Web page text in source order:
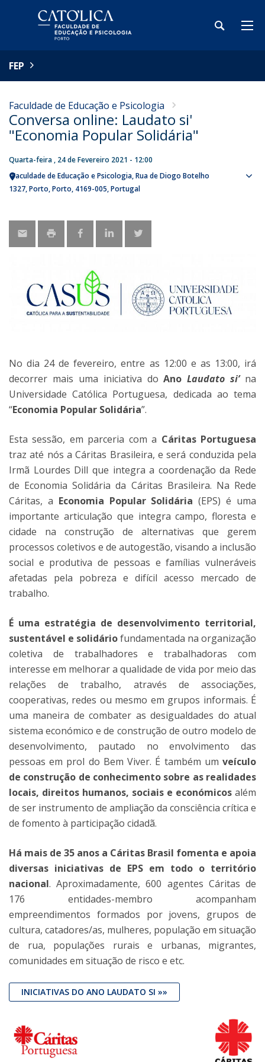
FEP
Faculdade de Educação e Psicologia
Conversa online: Laudato si'
"Economia Popular Solidária"
Quarta-feira , 24 de Fevereiro 2021 - 12:00
Faculdade de Educação e Psicologia Rua de Diogo Botelho
1327 Porto Porto 4169-005 Portugal
No dia 24 de fevereiro, entre as 12:00 e as 13:00, irá
decorrer mais uma iniciativa doAnoLaudato si’na
Universidade Católica Portuguesa, dedicada ao tema
“Economia Popular Solidária”.
Esta sessão, em parceria com a Cáritas Portuguesa
traz até nós a Cáritas Brasileira, e será conduzida pela
Irmã Lourdes Dill que integra a coordenação da Rede
de Economia Solidária da Cáritas Brasileira. Na Rede
Cáritas, a Economia Popular Solidária (EPS) é uma
importante articulação que integra campo, floresta e
cidade na construção de alternativas que gerem
processos coletivos e de autogestão, visando a inclusão
social e produtiva de pessoas e famílias vulneráveis
afetadas pela pobreza e difícil acesso mercado de
trabalho.
É uma estratégia de desenvolvimento territorial,
sustentável e solidáriofundamentada na organização
coletiva de trabalhadores e trabalhadoras com
interesse em melhorar a qualidade de vida por meio das
relações de trabalho, através de associações,
cooperativas, redes ou mesmo em grupos informais. É
uma maneira de combater as desigualdades do atual
sistema económico e de construção de outro modelo de
desenvolvimento, pautado no envolvimento das
pessoas em prol do Bem Viver. É também um veículo
de construção de conhecimento sobre as realidades
locais, direitos humanos, sociais e económicos além
de ser instrumento de ampliação da consciência crítica e
de fomento à participação cidadã.
Há mais de 35 anos a Cáritas Brasil fomenta e apoia
diversas iniciativas de EPS em todo o território
nacional. Aproximadamente, 600 agentes Cáritas de
176 entidades-membro acompanham
empreendimentos formados por jovens, grupos de
cultura, catadores/as, mulheres, população em situação
de rua, populações rurais e urbanas, migrantes,
comunidades em situação de risco e etc.
INICIATIVAS DO ANO LAUDATO SI »»